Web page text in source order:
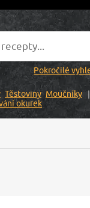
Pokročilé
Těstoviny Moučníky
okurek